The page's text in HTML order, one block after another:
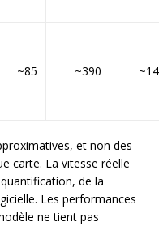
~85 ~390
et non des
carte. La vitesse réelle
de la
Les performances
ne tient pas